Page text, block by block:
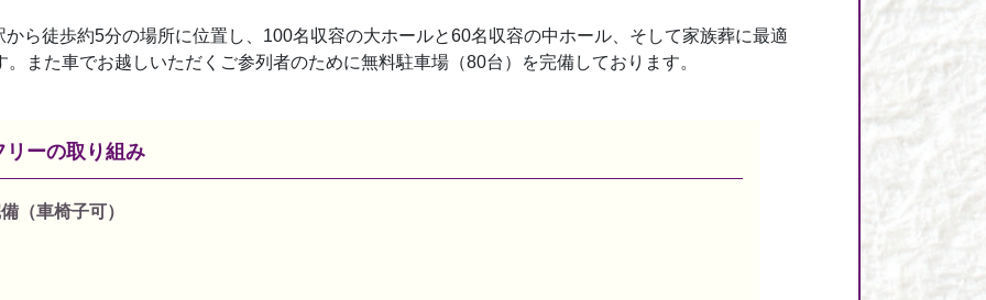
ら徒歩約5分の場所に位置し、100名収容の大ホールと60名収容の中ホール、そして家族葬に最適
また車でお越しいただくご参列者のために無料駐車場（80台）を完備しております。
リーの取り組み
（車椅子可）